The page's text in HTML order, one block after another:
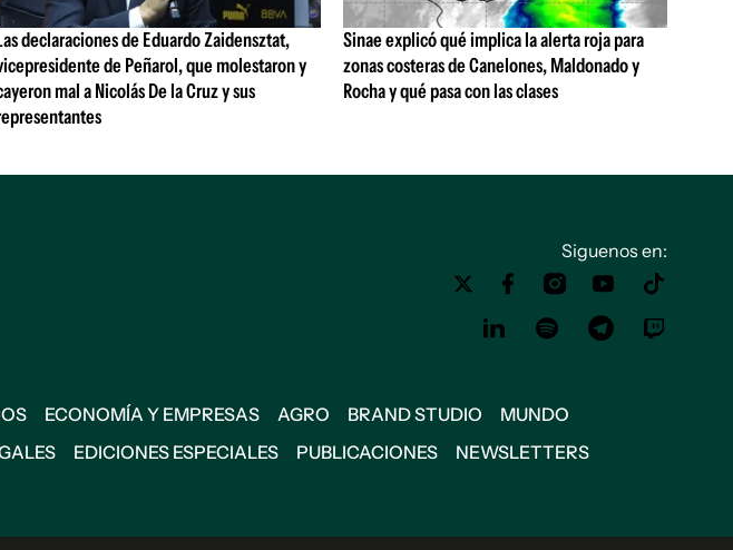
declaraciones de Eduardo Zaidensztat,
de Peñarol, que molestaron y
mal a Nicolás De la Cruz y sus
Sinae explicó qué implica la alerta roja para
zonas costeras de Canelones, Maldonado y
Rocha y qué pasa con las clases
Siguenos en:
ECONOMÍA Y EMPRESAS AGRO BRAND STUDIO
MUNDO
EDICIONES ESPECIALES PUBLICACIONES
NEWSLETTERS